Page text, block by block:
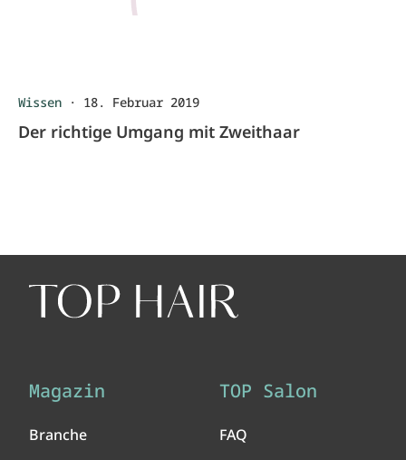
Wissen · 18. Februar 2019
Der richtige Umgang mit Zweithaar
Magazin
Branche
TOP Salon
FAQ